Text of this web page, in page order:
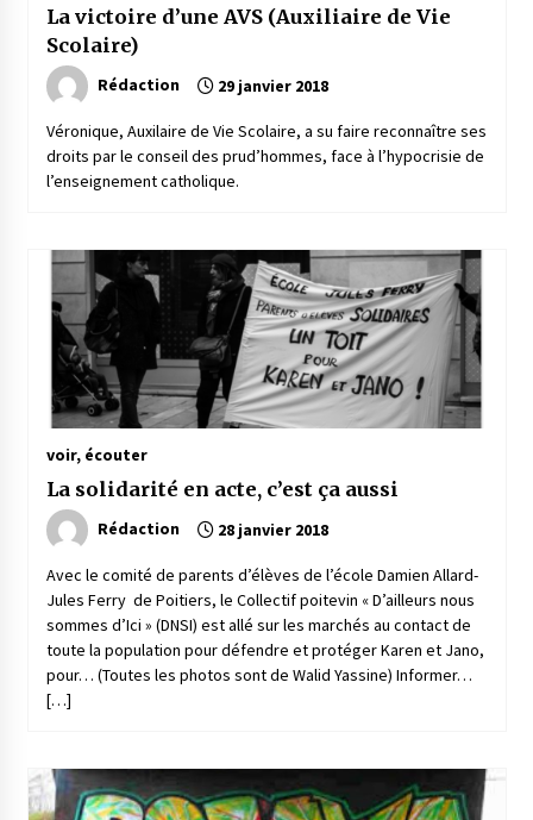
La victoire d’une AVS (Auxiliaire de Vie
Scolaire)
Rédaction 29 janvier 2018
Véronique, Auxilaire de Vie Scolaire, a su faire reconnaître ses
droits par le conseil des prud’hommes, face à l’hypocrisie de
l’enseignement catholique.
voir, écouter
La solidarité en acte, c’est ça aussi
Rédaction 28 janvier 2018
Avec le comité de parents d’élèves de l’école Damien Allard-
Jules Ferry de Poitiers, le Collectif poitevin « D’ailleurs nous
sommes d’Ici » (DNSI) est allé sur les marchés au contact de
toute la population pour défendre et protéger Karen et Jano,
pour… (Toutes les photos sont de Walid Yassine) Informer…
[…]